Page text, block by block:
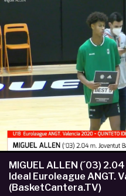
MIGUEL ALLEN (´03)
Ideal Euroleague ANGT.
(BasketCantera.TV)